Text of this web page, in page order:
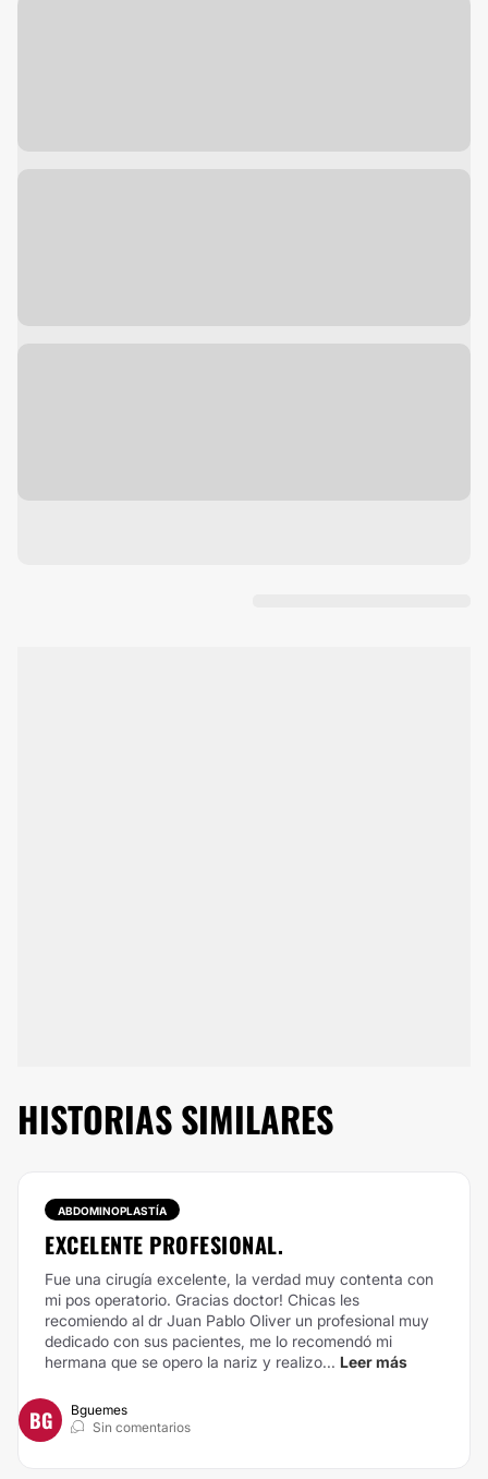
HISTORIAS SIMILARES
ABDOMINOPLASTÍA
EXCELENTE PROFESIONAL.
Fue una cirugía excelente, la verdad muy contenta con
mi pos operatorio. Gracias doctor! Chicas les
recomiendo al dr Juan Pablo Oliver un profesional muy
dedicado con sus pacientes, me lo recomendó mi
hermana que se opero la nariz y realizo... Leer más
BG
Bguemes
Sin comentarios